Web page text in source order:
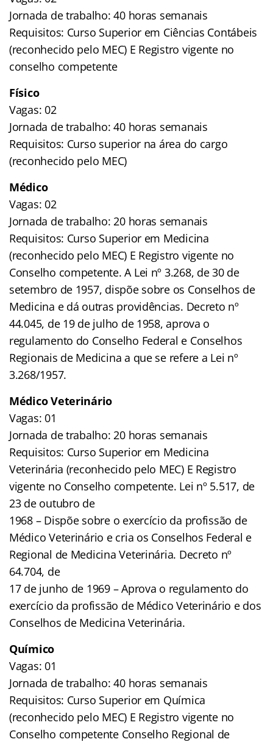
Jornada de trabalho: 40 horas semanais
Requisitos: Curso Superior em Ciências Contábeis
(reconhecido pelo MEC) E Registro vigente no
conselho competente
Físico
Vagas: 02
Jornada de trabalho: 40 horas semanais
Requisitos: Curso superior na área do cargo
(reconhecido pelo MEC)
Médico
Vagas: 02
Jornada de trabalho: 20 horas semanais
Requisitos: Curso Superior em Medicina
(reconhecido pelo MEC) E Registro vigente no
Conselho competente. A Lei nº 3.268, de 30 de
setembro de 1957, dispõe sobre os Conselhos de
Medicina e dá outras providências. Decreto nº
44.045, de 19 de julho de 1958, aprova o
regulamento do Conselho Federal e Conselhos
Regionais de Medicina a que se refere a Lei nº
3.268/1957.
Médico Veterinário
Vagas: 01
Jornada de trabalho: 20 horas semanais
Requisitos: Curso Superior em Medicina
Veterinária (reconhecido pelo MEC) E Registro
vigente no Conselho competente. Lei nº 5.517, de
23 de outubro de
1968 – Dispõe sobre o exercício da profissão de
Médico Veterinário e cria os Conselhos Federal e
Regional de Medicina Veterinária. Decreto nº
64.704, de
17 de junho de 1969 – Aprova o regulamento do
exercício da profissão de Médico Veterinário e dos
Conselhos de Medicina Veterinária.
Químico
Vagas: 01
Jornada de trabalho: 40 horas semanais
Requisitos: Curso Superior em Química
(reconhecido pelo MEC) E Registro vigente no
Conselho competente Conselho Regional de